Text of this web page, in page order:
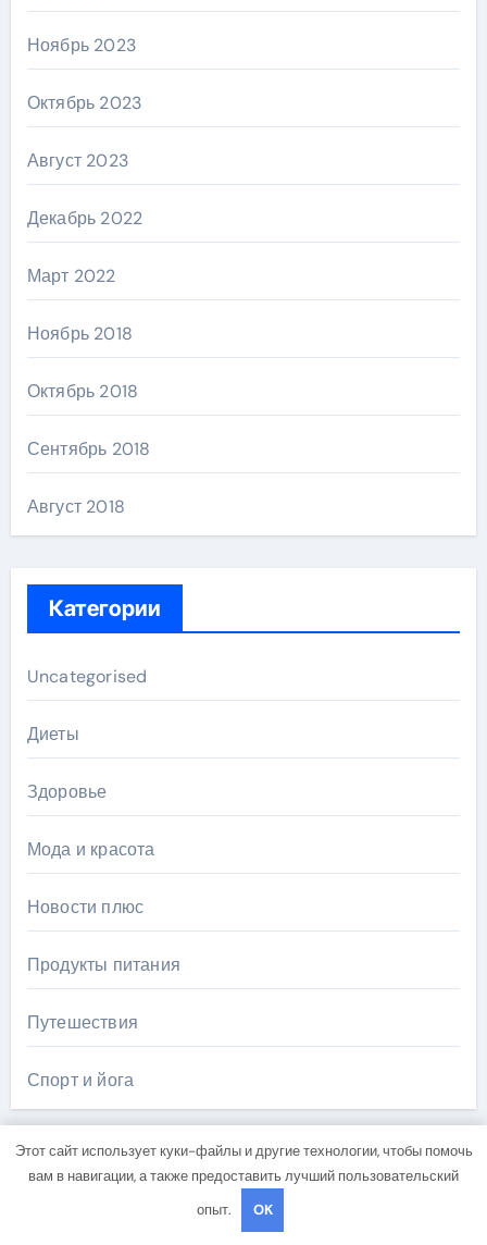
Ноябрь 2023
Октябрь 2023
Август 2023
Декабрь 2022
Март 2022
Ноябрь 2018
Октябрь 2018
Сентябрь 2018
Август 2018
Категории
Uncategorised
Диеты
Здоровье
Мода и красота
Новости плюс
Продукты питания
Путешествия
Спорт и йога
Этот сайт использует куки-файлы и другие технологии, чтобы помочь
вам в навигации, а также предоставить лучший пользовательский
опыт.
OK